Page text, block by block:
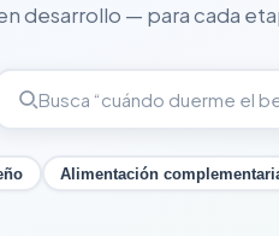
desarrollo — para cada
Alimentación